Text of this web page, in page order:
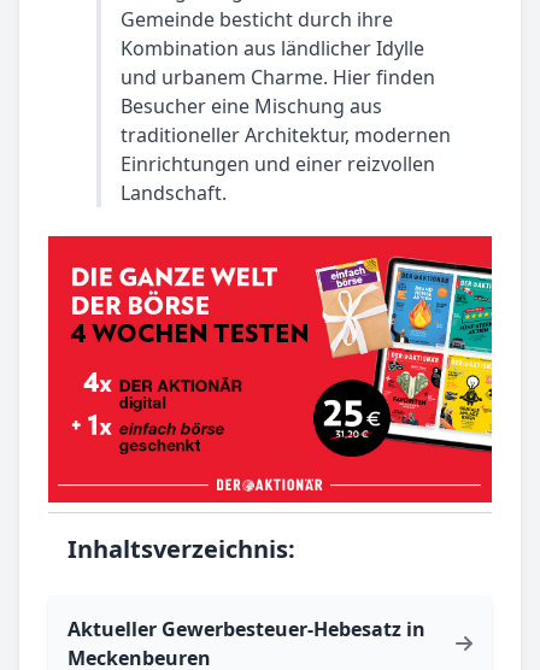
Gemeinde besticht durch ihre
Kombination aus ländlicher Idylle
und urbanem Charme. Hier finden
Besucher eine Mischung aus
traditioneller Architektur, modernen
Einrichtungen und einer reizvollen
Landschaft.
Inhaltsverzeichnis:
Aktueller Gewerbesteuer-Hebesatz in
Meckenbeuren